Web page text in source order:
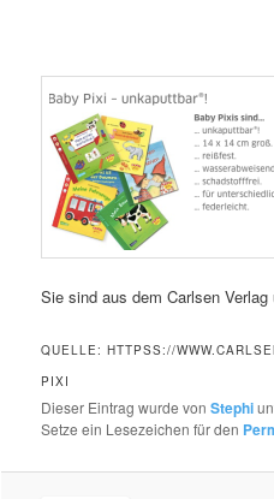
Sie sind aus dem Carlsen Verlag
QUELLE: HTTPSS://
PIXI
Dieser Eintrag wurde vonStephi
Setze ein Lesezeichen für den